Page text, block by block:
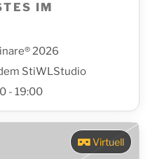
IM
2026
StiWLStudio
- 19:00
Virtuell